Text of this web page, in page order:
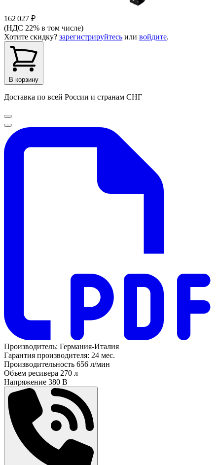
162 027 ₽
(НДС 22% в том числе)
Хотите скидку? зарегистрируйтесь или войдите.
В корзину
Доставка по всей России и странам СНГ
Производитель: Германия-Италия
Гарантия производителя: 24 мес.
Производительность 656 л/мин
Объем ресивера 270 л
Напряжение 380 В